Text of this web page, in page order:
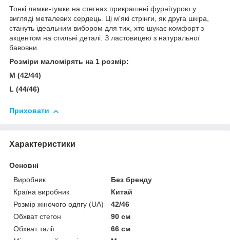
Тонкі лямки-гумки на стегнах прикрашені фурнітурою у
вигляді металевих сердець. Ці м'які стрінги, як друга шкіра,
стануть ідеальним вибором для тих, хто шукає комфорт з
акцентом на стильні деталі. З ластовицею з натуральної
бавовни.
Розміри маломірять на 1 розмір:
M (42/44)
L (44/46)
Приховати
Характеристики
Основні
Виробник
Без бренду
Країна виробник
Китай
Розмір жіночого одягу (UA)
42/46
Обхват стегон
90 см
Обхват талії
66 см